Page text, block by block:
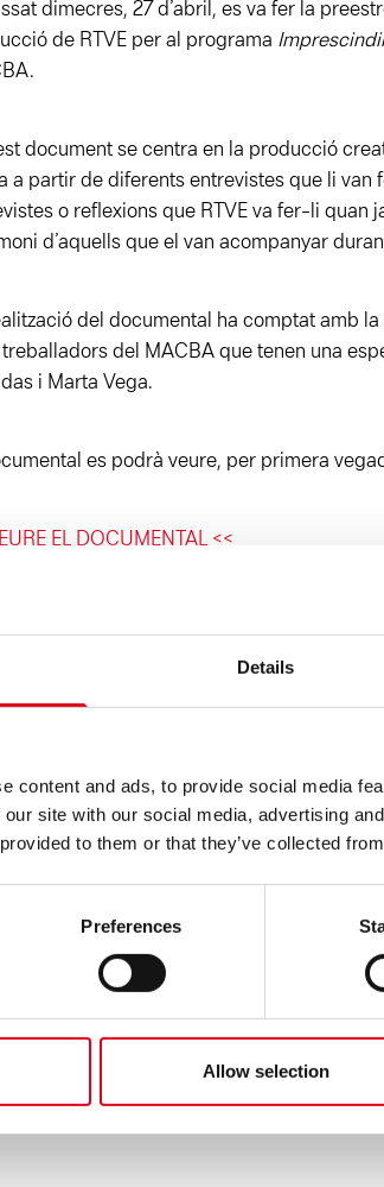
Details
content and ads, to provide social media
site with our social media, advertising
to them or that they’ve collected
Preferences
Allow selection
dimecres, 27 d’abril, es va fer la
de RTVE per al programa
document se centra en la producció
a partir de diferents entrevistes que li van
o reflexions que RTVE va fer-li quan
d’aquells que el van acompanyar
del documental ha comptat amb
del MACBA que tenen una
i Marta Vega.
es podrà veure, per primera
EL DOCUMENTAL <<